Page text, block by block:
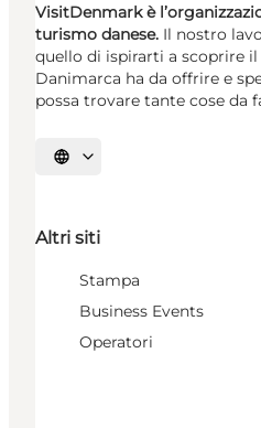
VisitDenmark è
turismo danese. Il nostro
quello di ispirarti a scoprire
Danimarca ha da offrire e
possa trovare tante cose da
Seleziona la lingua
Altri siti
Stampa
Business Events
Operatori